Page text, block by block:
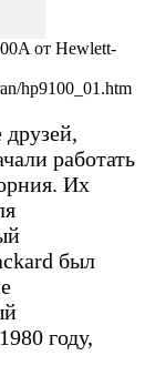
от Hewlett-
hp9100_01.htm
работать
Их
был
году,